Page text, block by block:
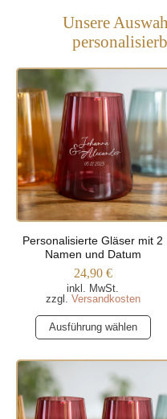
Unsere
Personalisierte Gläser mit 2
Namen und Datum
24,90 €
inkl. MwSt.
zzgl. Versandkosten
Ausführung wählen
Dieses
Produkt
weist
mehrere
Varianten
auf.